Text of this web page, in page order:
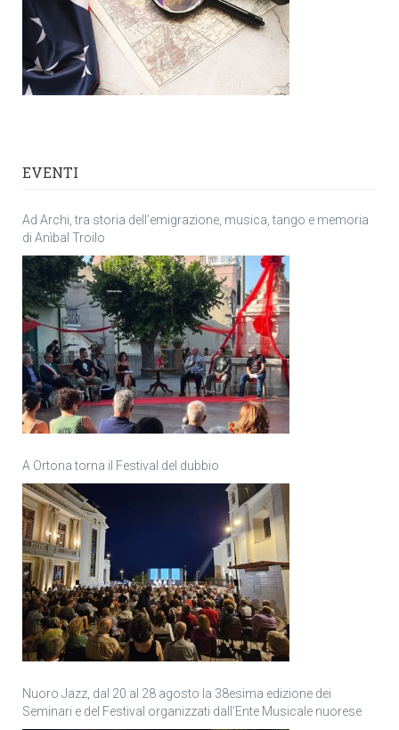
EVENTI
Ad Archi, tra storia dell’emigrazione, musica, tango e memoria
di Anìbal Troilo
A Ortona torna il Festival del dubbio
Nuoro Jazz, dal 20 al 28 agosto la 38esima edizione dei
Seminari e del Festival organizzati dall’Ente Musicale nuorese